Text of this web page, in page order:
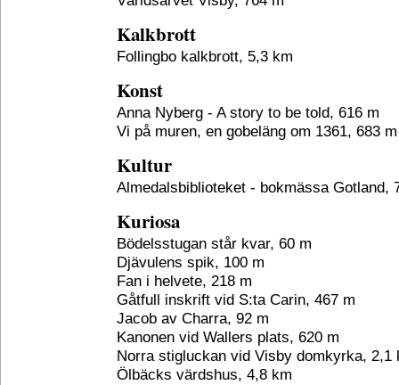
Kalkbrott
Follingbo kalkbrott, 5,3 km
Konst
Anna Nyberg - A story to be told, 616 m
Vi på muren, en gobeläng om 1361, 683 m
Kultur
Almedalsbiblioteket - bokmässa Gotland,
Kuriosa
Bödelsstugan står kvar, 60 m
Djävulens spik, 100 m
Fan i helvete, 218 m
Gåtfull inskrift vid S:ta Carin, 467 m
Jacob av Charra, 92 m
Kanonen vid Wallers plats, 620 m
Norra stigluckan vid Visby domkyrka, 2,1
Ölbäcks värdshus, 4,8 km